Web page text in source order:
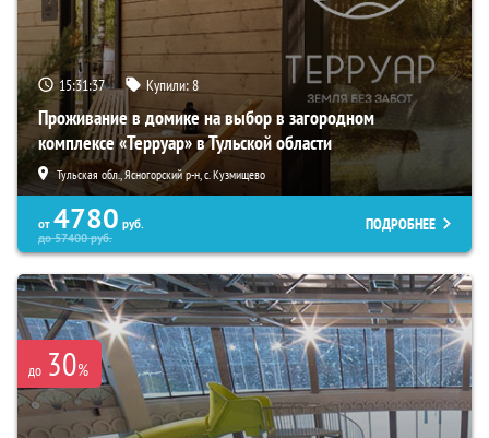
15:31:35 Купили:8
Проживание в домике на выбор в загородном
комплексе «Терруар» в Тульской области
Тульская обл., Ясногорский р-н, с. Кузмищево
от 4780 руб.
до57400руб.
ПОДРОБНЕЕ
до 30%